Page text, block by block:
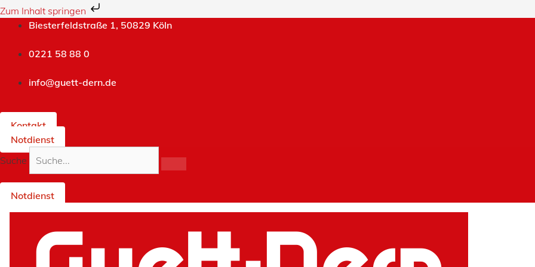
Zum Inhalt springen
springen
Biesterfeldstraße 1, 50829 Köln
0221 58 88 0
info@guett-dern.de
Kontakt
Notdienst
Suche
Notdienst